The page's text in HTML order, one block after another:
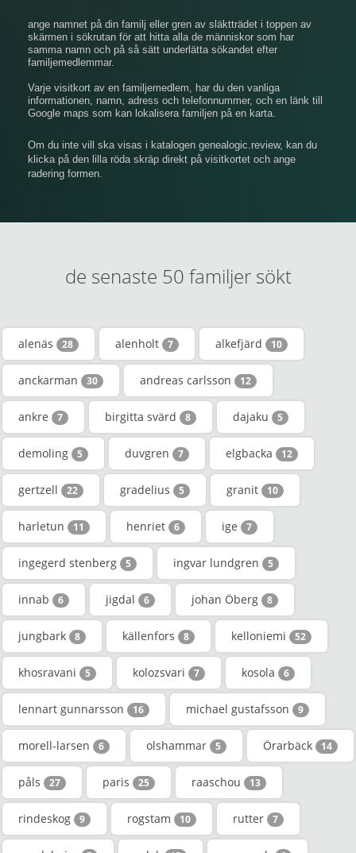
ange namnet på din familj eller gren av släktträdet i toppen av
skärmen i sökrutan för att hitta alla de människor som har
samma namn och på så sätt underlätta sökandet efter
familjemedlemmar.
Varje visitkort av en familjemedlem, har du den vanliga
informationen, namn, adress och telefonnummer, och en länk till
Google maps som kan lokalisera familjen på en karta.
Om du inte vill ska visas i katalogen genealogic.review, kan du
klicka på den lilla röda skräp direkt på visitkortet och ange
radering formen.
de senaste 50 familjer sökt
alenäs 28 alenholt 7 alkefjärd 10
anckarman 30 andreas carlsson 12
ankre 7 birgitta svärd 8 dajaku 5
demoling 5 duvgren 7 elgbacka 12
gertzell 22 gradelius 5 granit 10
harletun 11 henriet 6 ige 7
ingegerd stenberg 5 ingvar lundgren 5
innab 6 jigdal 6 johan Öberg 8
jungbark 8 källenfors 8 kelloniemi 52
khosravani 5 kolozsvari 7 kosola 6
lennart gunnarsson 16 michael gustafsson 9
morell-larsen 6 olshammar 5 Örarbäck 14
påls 27 paris 25 raaschou 13
rindeskog 9 rogstam 10 rutter 7